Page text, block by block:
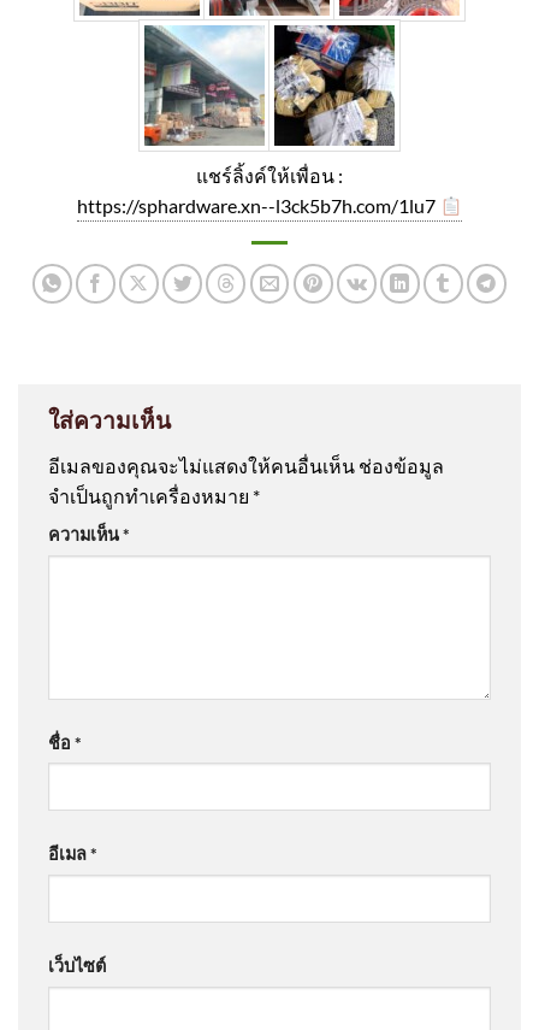
แชร์ลิ้งค์ให้เพื่อน :
https://sphardware.xn--l3ck5b7h.com/1lu7
ใส่ความเห็น
อีเมลของคุณจะไม่แสดงให้คนอื่นเห็น ช่องข้อมูล
จำเป็นถูกทำเครื่องหมาย *
ความเห็น*
ชื่อ *
อีเมล*
เว็บไซต์